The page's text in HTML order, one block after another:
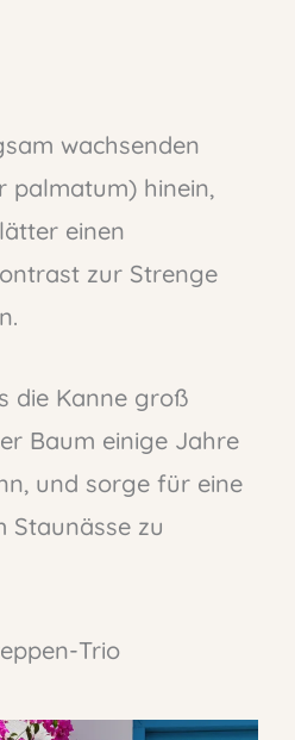
wachsenden
palmatum) hinein,
einen
zur Strenge
die Kanne groß
Baum einige Jahre
und sorge für eine
Staunässe zu
Trio